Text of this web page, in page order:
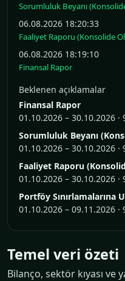
Sorumluluk Beyanı
06.08.2026 18:20:33
Faaliyet Raporu (Konsolide
06.08.2026 18:19:10
Finansal Rapor
Beklenen açıklamalar
Finansal Rapor
01.10.2026 – 30.10.2026 ·
Sorumluluk Beyanı
01.10.2026 – 30.10.2026 ·
Faaliyet Raporu
01.10.2026 – 30.10.2026 ·
Portföy Sınırlamalarına
01.10.2026 – 09.11.2026 ·
Temel veri özeti
Bilanço, sektör kıyası ve